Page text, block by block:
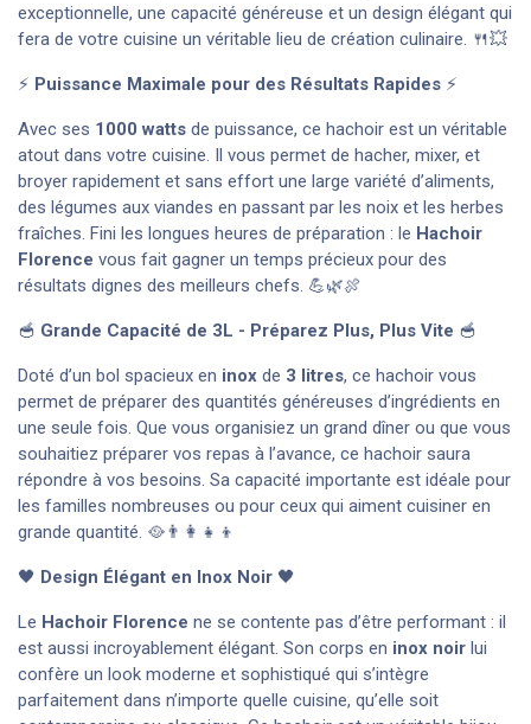
exceptionnelle, une capacité généreuse et un design élégant qui
fera de votre cuisine un véritable lieu de création culinaire. 🍴💥
⚡ Puissance Maximale pour des Résultats Rapides ⚡
Avec ses 1000 watts de puissance, ce hachoir est un véritable
atout dans votre cuisine. Il vous permet de hacher, mixer, et
broyer rapidement et sans effort une large variété d’aliments,
des légumes aux viandes en passant par les noix et les herbes
fraîches. Fini les longues heures de préparation : le Hachoir
Florence vous fait gagner un temps précieux pour des
résultats dignes des meilleurs chefs. 💪🌿🍖
🥣 Grande Capacité de 3L - Préparez Plus, Plus Vite 🥣
Doté d’un bol spacieux en inox de 3 litres, ce hachoir vous
permet de préparer des quantités généreuses d’ingrédients en
une seule fois. Que vous organisiez un grand dîner ou que vous
souhaitiez préparer vos repas à l’avance, ce hachoir saura
répondre à vos besoins. Sa capacité importante est idéale pour
les familles nombreuses ou pour ceux qui aiment cuisiner en
grande quantité. 🥘👨‍👩‍👧‍👦
🖤 Design Élégant en Inox Noir 🖤
Le Hachoir Florence ne se contente pas d’être performant : il
est aussi incroyablement élégant. Son corps en inox noir lui
confère un look moderne et sophistiqué qui s’intègre
parfaitement dans n’importe quelle cuisine, qu’elle soit